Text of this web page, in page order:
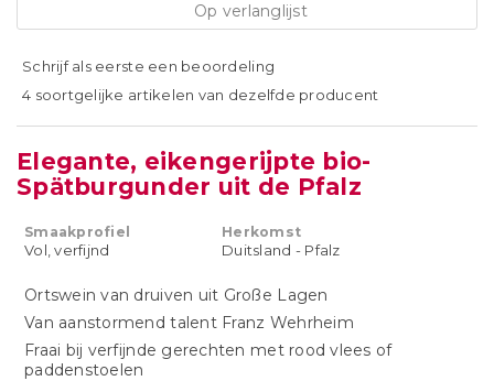
Op verlanglijst
Schrijf als eerste een beoordeling
4 soortgelijke artikelen van dezelfde producent
Elegante, eikengerijpte bio-
Spätburgunder uit de Pfalz
Smaakprofiel
Vol, verfijnd
Herkomst
Duitsland - Pfalz
Ortswein van druiven uit Große Lagen
Van aanstormend talent Franz Wehrheim
Fraai bij verfijnde gerechten met rood vlees of
paddenstoelen